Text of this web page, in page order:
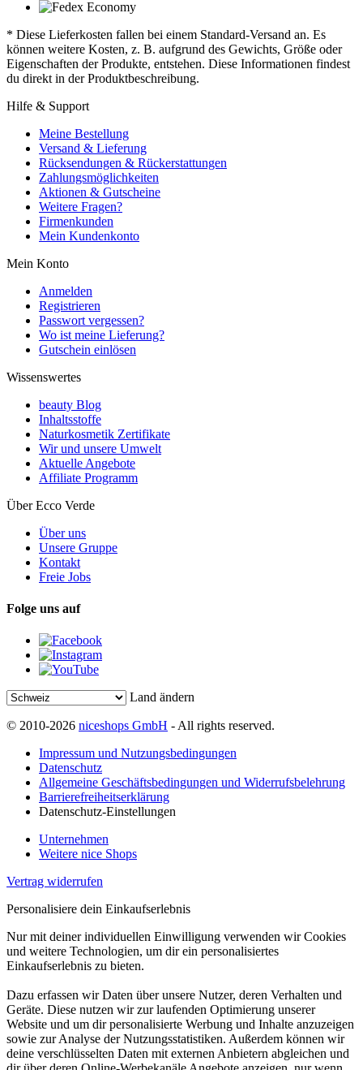
* Diese Lieferkosten fallen bei einem Standard-Versand an. Es
können weitere Kosten, z. B. aufgrund des Gewichts, Größe oder
Eigenschaften der Produkte, entstehen. Diese Informationen findest
du direkt in der Produktbeschreibung.
Hilfe & Support
Meine Bestellung
Versand & Lieferung
Rücksendungen & Rückerstattungen
Zahlungsmöglichkeiten
Aktionen & Gutscheine
Weitere Fragen?
Firmenkunden
Mein Kundenkonto
Mein Konto
Anmelden
Registrieren
Passwort vergessen?
Wo ist meine Lieferung?
Gutschein einlösen
Wissenswertes
beauty Blog
Inhaltsstoffe
Naturkosmetik Zertifikate
Wir und unsere Umwelt
Aktuelle Angebote
Affiliate Programm
Über Ecco Verde
Über uns
Unsere Gruppe
Kontakt
Freie Jobs
Folge uns auf
Land ändern
© 2010-2026 niceshops GmbH - All rights reserved.
Impressum und Nutzungsbedingungen
Datenschutz
Allgemeine Geschäftsbedingungen und Widerrufsbelehrung
Barrierefreiheitserklärung
Datenschutz-Einstellungen
Unternehmen
Weitere nice Shops
Vertrag widerrufen
Personalisiere dein Einkaufserlebnis
Nur mit deiner individuellen Einwilligung verwenden wir Cookies
und weitere Technologien, um dir ein personalisiertes
Einkaufserlebnis zu bieten.
Dazu erfassen wir Daten über unsere Nutzer, deren Verhalten und
Geräte. Diese nutzen wir zur laufenden Optimierung unserer
Website und um dir personalisierte Werbung und Inhalte anzuzeigen
sowie zur Analyse der Nutzungsstatistiken. Außerdem können wir
deine verschlüsselten Daten mit externen Anbietern abgleichen und